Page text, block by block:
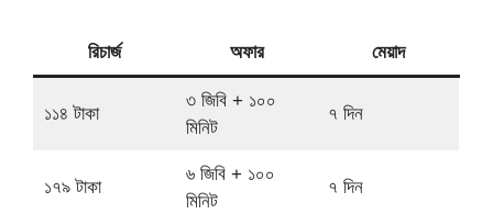
রিচার্জ অফার মেয়াদ
১১৪ টাকা
৩ জিবি + ১০০
মিনিট
৭ দিন
১৭৯ টাকা
৬ জিবি + ১০০
মিনিট
৭ দিন